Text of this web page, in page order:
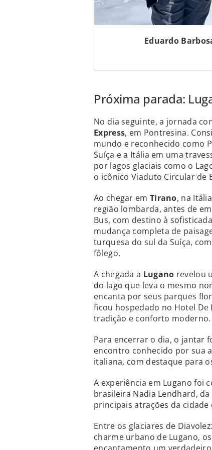
Eduardo
Próxima parada:
No dia seguinte, a jornada
Express, em Pontresina.
mundo e reconhecido como
Suíça e a Itália em uma
por lagos glaciais como o
o icônico Viaduto Circular de
Ao chegar em Tirano, na
região lombarda, antes de
Bus, com destino à
mudança completa de
turquesa do sul da Suíça,
fôlego.
A chegada a Lugano revelou
do lago que leva o mesmo
encanta por seus parques
ficou hospedado no Hotel De
tradição e conforto moderno.
Para encerrar o dia, o jantar
encontro conhecido por sua
italiana, com destaque para
A experiência em Lugano foi
brasileira Nadia Lendhard,
principais atrações da
Entre os glaciares de
charme urbano de Lugano,